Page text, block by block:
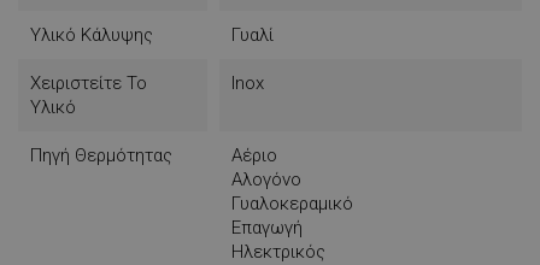
Υλικό Κάλυψης Γυαλί
Χειριστείτε Το
Υλικό
Inox
Πηγή Θερμότητας
Αέριο
Αλογόνο
Γυαλοκεραμικό
Επαγωγή
Ηλεκτρικός